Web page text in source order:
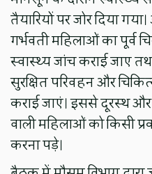
तैयारियों पर जोर दिया
गर्भवती महिलाओं का पूर्व
स्वास्थ्य जांच कराई जाए
सुरक्षित परिवहन और
कराई जाएं। इससे दूरस्थ
वाली महिलाओं को किसी
करना पड़े।